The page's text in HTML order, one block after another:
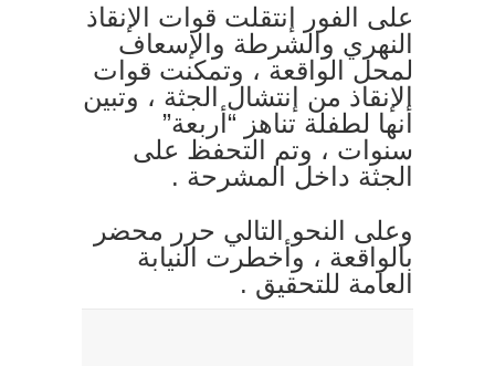
على الفور إنتقلت قوات الإنقاذ
النهري والشرطة والإسعاف
لمحل الواقعة ، وتمكنت قوات
الإنقاذ من إنتشال الجثة ، وتبين
أنها لطفلة تناهز “أربعة”
سنوات ، وتم التحفظ على
الجثة داخل المشرحة .
وعلى النحو التالي حرر محضر
بالواقعة ، وأخطرت النيابة
العامة للتحقيق .